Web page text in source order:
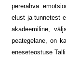
pererahva
elust ja tunnetest
akadeemiline,
peategelane, on
eneseteostuse